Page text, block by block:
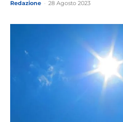
Redazione 28 Agosto 2023